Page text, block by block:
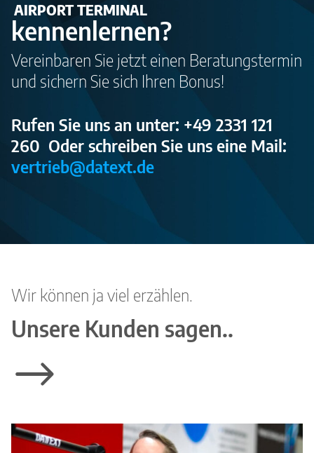
AIRPORT TERMINAL
kennenlernen?
Vereinbaren Sie jetzt einen Beratungstermin
und sichern Sie sich Ihren Bonus!
Rufen Sie uns an unter: +49 2331 121
260 Oder schreiben Sie uns eine Mail:
vertrieb@datext.de
Wir können ja viel erzählen.
Unsere Kunden sagen..